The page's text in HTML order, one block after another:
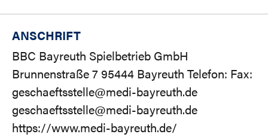
ANSCHRIFT
BBC Bayreuth Spielbetrieb GmbH
Brunnenstraße 7 95444 Bayreuth Telefon: Fax:
geschaeftsstelle@medi-bayreuth.de
geschaeftsstelle@medi-bayreuth.de
https://www.medi-bayreuth.de/